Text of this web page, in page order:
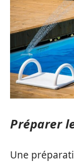
Préparer
Une